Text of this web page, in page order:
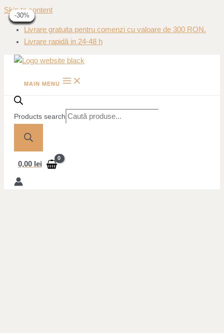
Skip to content
Livrare gratuita pentru comenzi cu valoare de 300 RON.
Livrare rapidă in 24-48 h
MAIN MENU
Products search
0,00 lei
-40%
-40%
-40%
-31%
-31%
-30%
-30%
-31%
-31%
-30%
-30%